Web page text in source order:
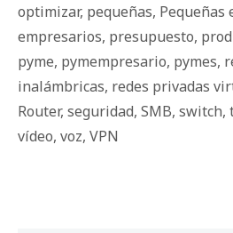
optimizar, pequeñas, Pequeñas
empresarios, presupuesto,
pyme, pymempresario, pymes,
inalámbricas, redes privadas
Router, seguridad, SMB, switch,
vídeo, voz, VPN